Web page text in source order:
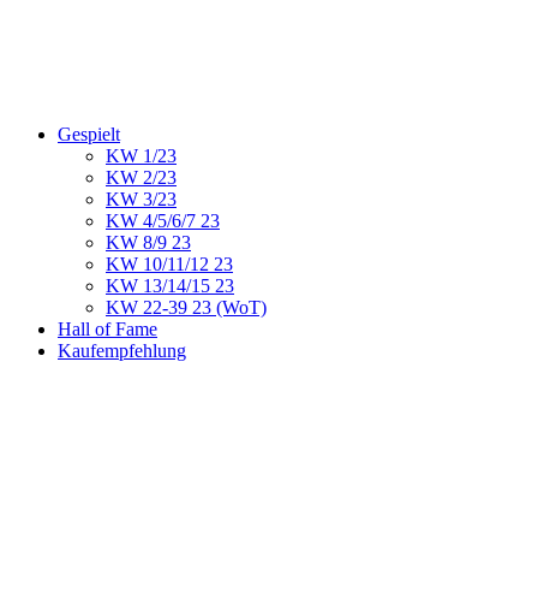
Gespielt
KW 1/23
KW 2/23
KW 3/23
KW 4/5/6/7 23
KW 8/9 23
KW 10/11/12 23
KW 13/14/15 23
KW 22-39 23 (WoT)
Hall of Fame
Kaufempfehlung